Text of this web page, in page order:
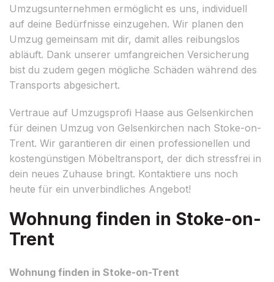
Umzugsunternehmen ermöglicht es uns, individuell
auf deine Bedürfnisse einzugehen. Wir planen den
Umzug gemeinsam mit dir, damit alles reibungslos
abläuft. Dank unserer umfangreichen Versicherung
bist du zudem gegen mögliche Schäden während des
Transports abgesichert.
Vertraue auf Umzugsprofi Haase aus Gelsenkirchen
für deinen Umzug von Gelsenkirchen nach Stoke-on-
Trent. Wir garantieren dir einen professionellen und
kostengünstigen Möbeltransport, der dich stressfrei in
dein neues Zuhause bringt. Kontaktiere uns noch
heute für ein unverbindliches Angebot!
Wohnung finden in Stoke-on-
Trent
Wohnung finden in Stoke-on-Trent